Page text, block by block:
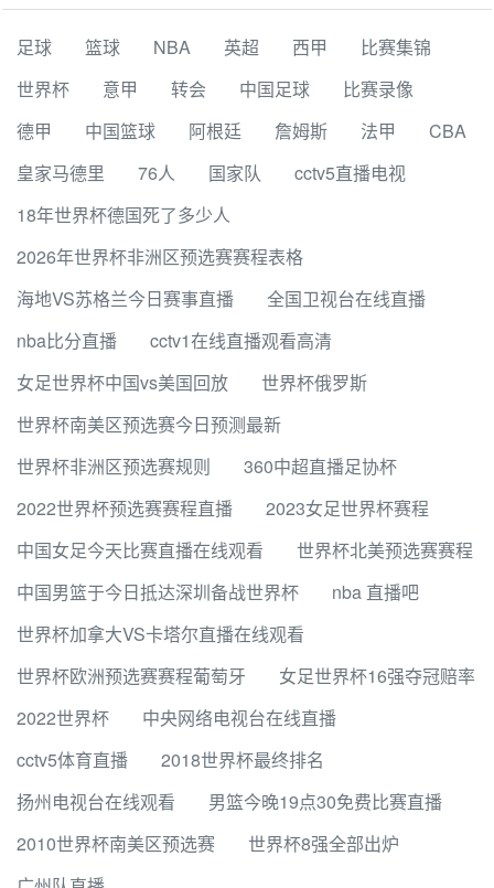
足球 篮球 NBA 英超 西甲
比赛集锦
世界杯
意甲 转会 中国足球
比赛录像
德甲
中国篮球 阿根廷 詹姆斯 法甲
CBA
皇家马德里
76人 国家队
cctv5直播电视
18年世界杯德国死了多少人
2026年世界杯非洲区预选赛赛程表格
海地VS苏格兰今日赛事直播
全国卫视台在线直播
nba比分直播
cctv1在线直播观看高清
女足世界杯中国vs美国回放
世界杯俄罗斯
世界杯南美区预选赛今日预测最新
世界杯非洲区预选赛规则
360中超直播足协杯
2022世界杯预选赛赛程直播
2023女足世界杯赛程
中国女足今天比赛直播在线观看
世界杯北美预选赛赛程
中国男篮于今日抵达深圳备战世界杯
nba 直播吧
世界杯加拿大VS卡塔尔直播在线观看
世界杯欧洲预选赛赛程葡萄牙
女足世界杯16强夺冠赔率
2022世界杯
中央网络电视台在线直播
cctv5体育直播
2018世界杯最终排名
扬州电视台在线观看
男篮今晚19点30免费比赛直播
2010世界杯南美区预选赛
世界杯8强全部出炉